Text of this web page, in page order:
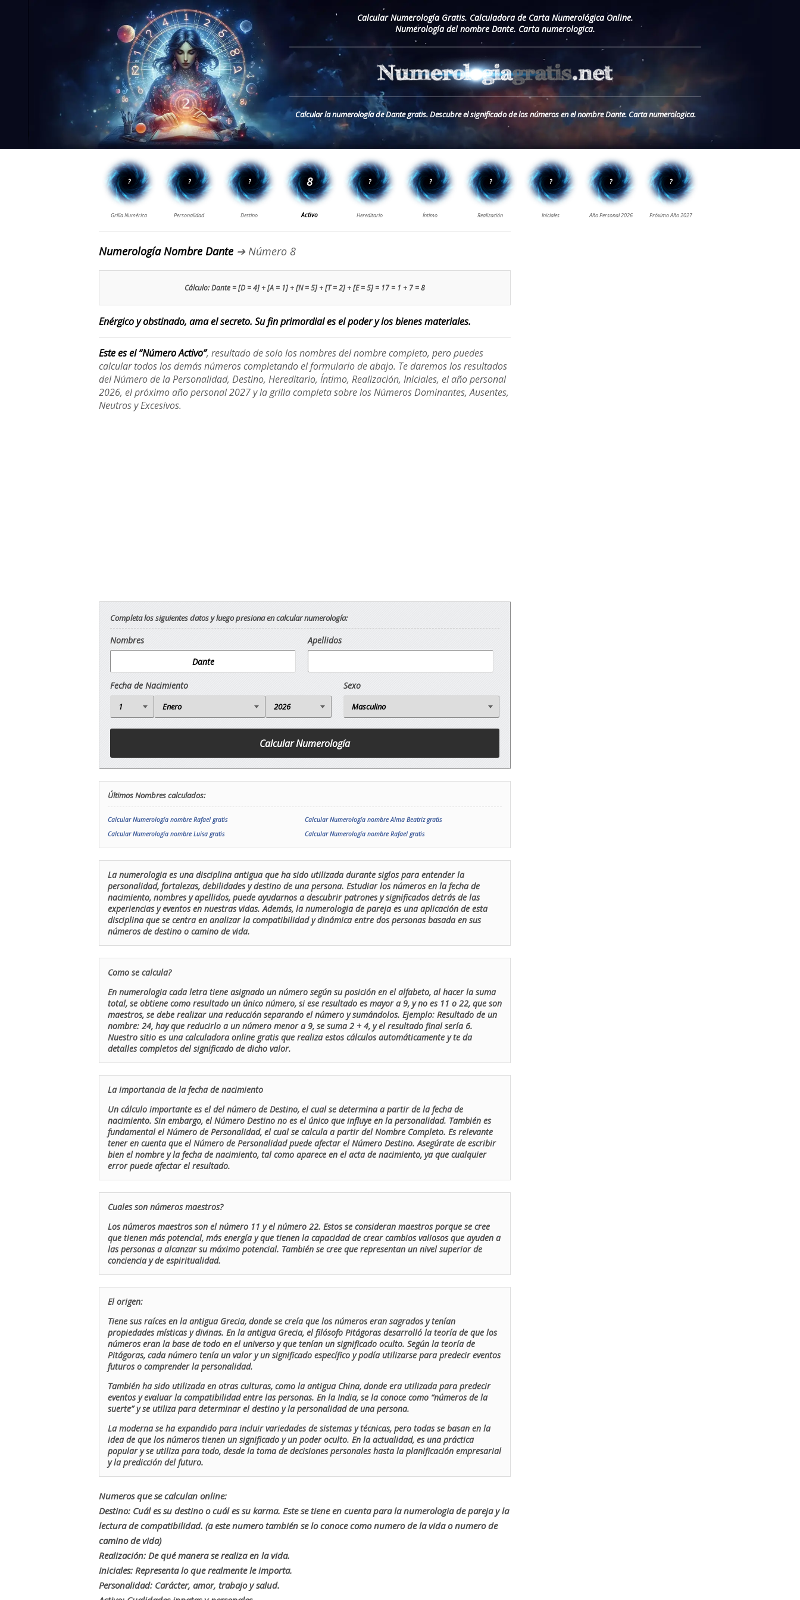
Calcular Numerología Gratis. Calculadora de Carta Numerológica Online.
Numerología del nombre Dante. Carta numerologica.
Calcular la numerología de Dante gratis. Descubre el significado de los números en el nombre Dante. Carta numerologica.
Numerología Nombre Dante➔ Número 8
Cálculo: Dante = [D = 4] + [A = 1] + [N = 5] + [T = 2] + [E = 5] = 17 = 1 + 7 = 8
Enérgico y obstinado, ama el secreto. Su fin primordial es el poder y los bienes materiales.
Este es el “Número Activo”, resultado de solo los nombres del nombre completo, pero puedes
calcular todos los demás números completando el formulario de abajo. Te daremos los resultados
del Número de la Personalidad, Destino, Hereditario, Íntimo, Realización, Iniciales, el año personal
2026, el próximo año personal 2027 y la grilla completa sobre los Números Dominantes, Ausentes,
Neutros y Excesivos.
Completa los siguientes datos y luego presiona en calcular numerología:
Nombres Apellidos
Fecha de Nacimiento Sexo
Últimos Nombres calculados:
Calcular Numerología nombre Rafael gratis
Calcular Numerología nombre Alma Beatriz gratis
Calcular Numerología nombre Luisa gratis
Calcular Numerología nombre Rafael gratis
La numerologia es una disciplina antigua que ha sido utilizada durante siglos para entender la
personalidad, fortalezas, debilidades y destino de una persona. Estudiar los números en la fecha de
nacimiento, nombres y apellidos, puede ayudarnos a descubrir patrones y significados detrás de las
experiencias y eventos en nuestras vidas. Además, la numerologia de pareja es una aplicación de esta
disciplina que se centra en analizar la compatibilidad y dinámica entre dos personas basada en sus
números de destino o camino de vida.
Como se calcula?
En numerologia cada letra tiene asignado un número según su posición en el alfabeto, al hacer la suma
total, se obtiene como resultado un único número, si ese resultado es mayor a 9, y no es 11 o 22, que son
maestros, se debe realizar una reducción separando el número y sumándolos. Ejemplo: Resultado de un
nombre: 24, hay que reducirlo a un número menor a 9, se suma 2 + 4, y el resultado final sería 6.
Nuestro sitio es una calculadora online gratis que realiza estos cálculos automáticamente y te da
detalles completos del significado de dicho valor.
La importancia de la fecha de nacimiento
Un cálculo importante es el del número de Destino, el cual se determina a partir de la fecha de
nacimiento. Sin embargo, el Número Destino no es el único que influye en la personalidad. También es
fundamental el Número de Personalidad, el cual se calcula a partir del Nombre Completo. Es relevante
tener en cuenta que el Número de Personalidad puede afectar el Número Destino. Asegúrate de escribir
bien el nombre y la fecha de nacimiento, tal como aparece en el acta de nacimiento, ya que cualquier
error puede afectar el resultado.
Cuales son números maestros?
Los números maestros son el número 11 y el número 22. Estos se consideran maestros porque se cree
que tienen más potencial, más energía y que tienen la capacidad de crear cambios valiosos que ayuden a
las personas a alcanzar su máximo potencial. También se cree que representan un nivel superior de
conciencia y de espiritualidad.
El origen:
Tiene sus raíces en la antigua Grecia, donde se creía que los números eran sagrados y tenían
propiedades místicas y divinas. En la antigua Grecia, el filósofo Pitágoras desarrolló la teoría de que los
números eran la base de todo en el universo y que tenían un significado oculto. Según la teoría de
Pitágoras, cada número tenía un valor y un significado específico y podía utilizarse para predecir eventos
futuros o comprender la personalidad.
También ha sido utilizada en otras culturas, como la antigua China, donde era utilizada para predecir
eventos y evaluar la compatibilidad entre las personas. En la India, se la conoce como “números de la
suerte” y se utiliza para determinar el destino y la personalidad de una persona.
La moderna se ha expandido para incluir variedades de sistemas y técnicas, pero todas se basan en la
idea de que los números tienen un significado y un poder oculto. En la actualidad, es una práctica
popular y se utiliza para todo, desde la toma de decisiones personales hasta la planificación empresarial
y la predicción del futuro.
Numeros que se calculan online:
Destino: Cuál es su destino o cuál es su karma. Este se tiene en cuenta para la numerologia de pareja y la
lectura de compatibilidad. (a este numero también se lo conoce como numero de la vida o numero de
camino de vida)
Realización: De qué manera se realiza en la vida.
Iniciales: Representa lo que realmente le importa.
Personalidad: Carácter, amor, trabajo y salud.